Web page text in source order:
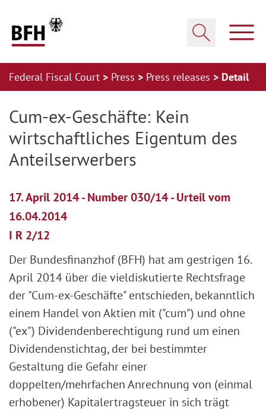
Federal Fiscal Court Press Press releases Detail
Cum-ex-Geschäfte: Kein
wirtschaftliches Eigentum des
Anteilserwerbers
17. April 2014 - Number 030/14 - Urteil vom
16.04.2014
I R 2/12
Der Bundesfinanzhof (BFH) hat am gestrigen 16.
April 2014 über die vieldiskutierte Rechtsfrage
der "Cum-ex-Geschäfte" entschieden, bekanntlich
einem Handel von Aktien mit ("cum") und ohne
("ex") Dividendenberechtigung rund um einen
Dividendenstichtag, der bei bestimmter
Gestaltung die Gefahr einer
doppelten/mehrfachen Anrechnung von (einmal
erhobener) Kapitalertragsteuer in sich trägt